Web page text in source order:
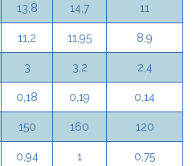
13,8 14,7 11
11,2 11,95 8,9
3 3,2 2,4
0,18 0,19 0,14
150 160 120
0,94 1 0,75